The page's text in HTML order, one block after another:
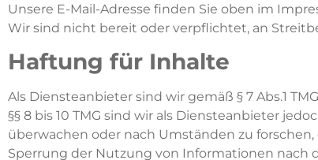
Unsere E-Mail-Adresse finden Sie oben im
Wir sind nicht bereit oder verpflichtet, an
Haftung für Inhalte
Als Diensteanbieter sind wir gemäß § 7 Abs.1
§§ 8 bis 10 TMG sind wir als Diensteanbieter
überwachen oder nach Umständen zu
Sperrung der Nutzung von Informationen nach